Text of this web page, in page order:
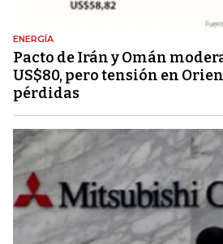
ENERGÍA
Pacto de Irán y Omán
US$80, pero tensión en
pérdidas